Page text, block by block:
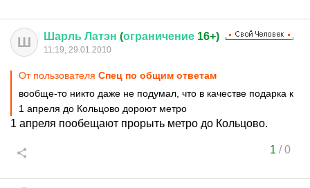
Ш Шарль Латэн (ограничение 16+)
11:19, 29.01.2010
От пользователя Спец по общим ответам
вообще-то никто даже не подумал, что в качестве подарка к
1 апреля до Кольцово дороют метро
1 апреля пообещают прорыть метро до Кольцово.
1 /0